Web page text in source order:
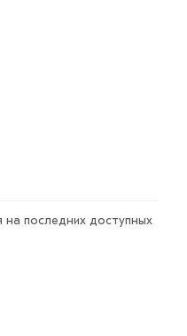
на последних доступных